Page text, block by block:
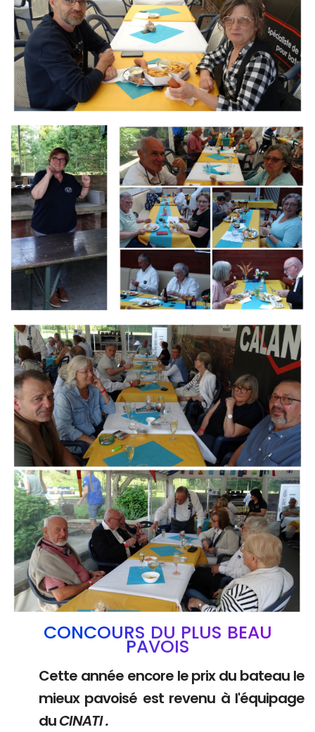
Branding
ARMCHAIR
Branding
ARMCHAIR
Branding
ARMCHAIR
CONCOURS DU PLUS BEAU
PAVOIS
Cette année encore le prix du bateau le
mieux pavoisé est revenu à l'équipage
duCINATI .